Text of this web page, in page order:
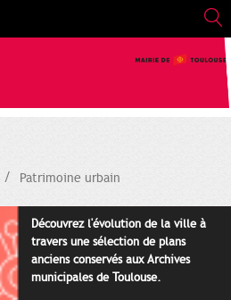
Patrimoine urbain
Découvrez l'évolution de la ville à
travers une sélection de plans
anciens conservés aux Archives
municipales de Toulouse.